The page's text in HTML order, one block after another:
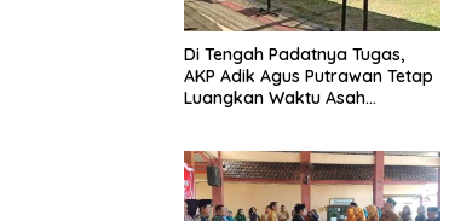
Di Tengah Padatnya Tugas,
AKP Adik Agus Putrawan Tetap
Luangkan Waktu Asah